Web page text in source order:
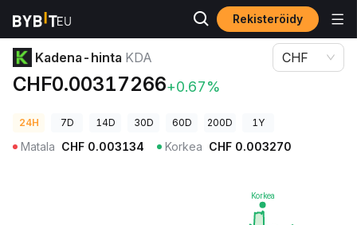
Rekisteröidy
Kryptohinnat
Kadena-hinta KDA
CHF0.00317266+0.67%
CHF
24H 7D 14D 30D 60D 200D 1Y
Matala CHF 0.003134 Korkea CHF 0.003270